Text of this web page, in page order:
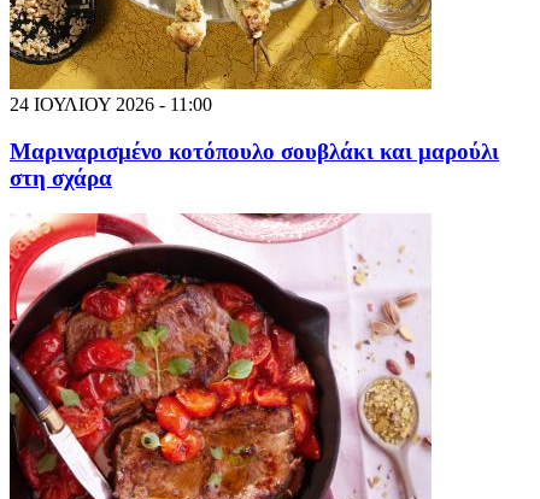
24 ΙΟΥΛΙΟΥ 2026 - 11:00
Μαριναρισμένο κοτόπουλο σουβλάκι και μαρούλι
στη σχάρα